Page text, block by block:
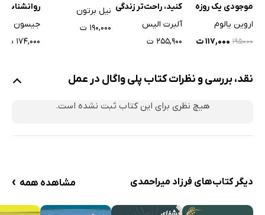
دوستی با سیستم عصبی
توجه دقیق
شکل‌دهی
ارتباط
چگونه از تمرین‌های این بخش استفاده کنیم
شده‌اند
موجودی یک روزه
اروین یالوم
۱۹۵۰۰۰ ۱۱۷,۰۰۰ ت
کنید، راحت‌تر زندگی
کنید
آلبرت الیس
۲۵۵,۹۰۰ ت
نیل برتون
۱۹۰,۰۰۰ ت
روانشناسی
جیسون
۱۷۴,۰۰۰ ت
نقد، بررسی و نظرات کتاب پلی واگال در عمل
هیچ نظری برای این کتاب ثبت نشده است.
دیگر کتاب‌های فرزاد میراحمدی مشاهده همه ›